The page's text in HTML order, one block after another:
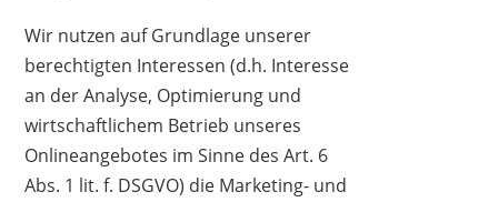
Wir nutzen auf Grundlage unserer
berechtigten Interessen (d.h. Interesse
an der Analyse, Optimierung und
wirtschaftlichem Betrieb unseres
Onlineangebotes im Sinne des Art. 6
Abs. 1 lit. f. DSGVO) die Marketing- und